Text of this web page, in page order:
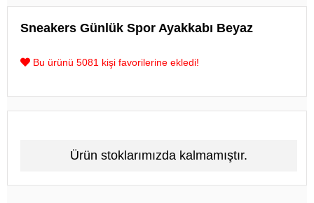
Sneakers Günlük Spor Ayakkabı Beyaz
Bu ürünü 5081 kişi favorilerine ekledi!
Ürün stoklarımızda kalmamıştır.